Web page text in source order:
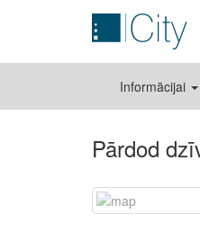
Informācijai
Pārdod